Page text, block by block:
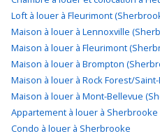
Loft à louer à Fleurimont
Maison à louer à Lennoxville
Maison à louer à Fleurimont
Maison à louer à Brompton
Maison à louer à Rock Forest/
Maison à louer à Mont-Bellevue
Appartement à louer à Sherbrooke
Condo à louer à Sherbrooke